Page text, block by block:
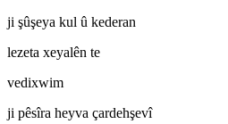
ji şûşeya kul û kederan
lezeta xeyalên te
vedixwim
ji pêsîra heyva çardehşevî